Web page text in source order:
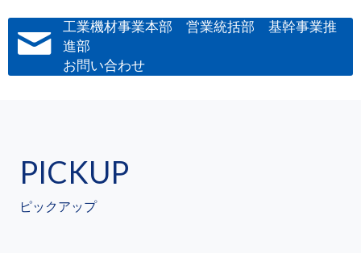
工業機材事業本部 営業統括部 基幹事業推
進部
お問い合わせ
PICKUP
ピックアップ